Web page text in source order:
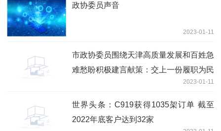
政协委员声音
2023-01-11
市政协委员围绕天津高质量发展和百姓急
难愁盼积极建言献策：交上一份履职为民
2023-01-11
世界头条：C919获得1035架订单 截至
2022年底客户达到32家